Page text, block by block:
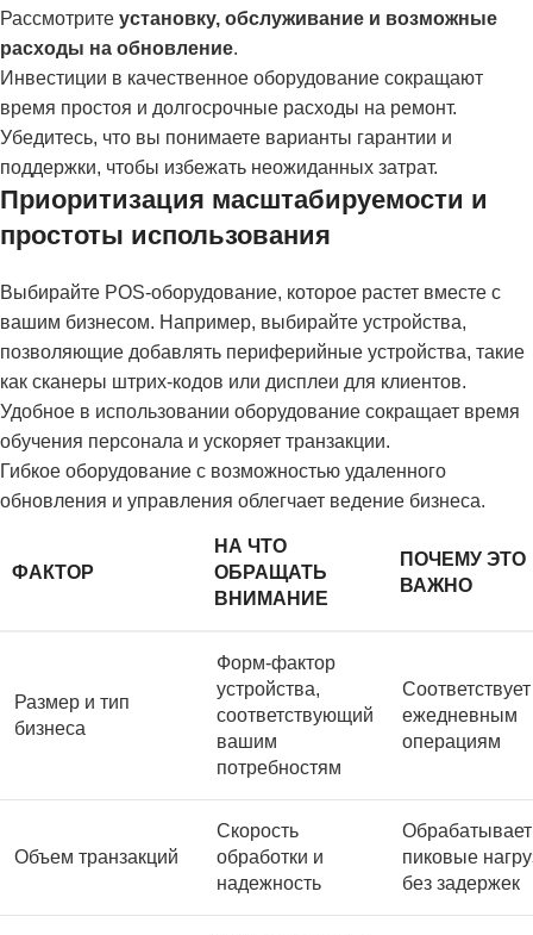
Рассмотрите установку, обслуживание и возможные
расходы на обновление.
Инвестиции в качественное оборудование сокращают
время простоя и долгосрочные расходы на ремонт.
Убедитесь, что вы понимаете варианты гарантии и
поддержки, чтобы избежать неожиданных затрат.
Приоритизация масштабируемости и
простоты использования
Выбирайте POS-оборудование, которое растет вместе с
вашим бизнесом. Например, выбирайте устройства,
позволяющие добавлять периферийные устройства, такие
как сканеры штрих-кодов или дисплеи для клиентов.
Удобное в использовании оборудование сокращает время
обучения персонала и ускоряет транзакции.
Гибкое оборудование с возможностью удаленного
обновления и управления облегчает ведение бизнеса.
ФАКТОР
НА ЧТО
ОБРАЩАТЬ
ВНИМАНИЕ
ПОЧЕМУ ЭТО
ВАЖНО
Размер и тип
бизнеса
Форм-фактор
устройства,
соответствующий
вашим
потребностям
Соответствует
ежедневным
операциям
Объем транзакций
Скорость
обработки и
надежность
Обрабатывает
пиковые
без задержек